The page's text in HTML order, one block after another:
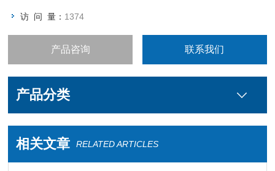
访 问 量： 1374
产品咨询 联系我们
产品分类
相关文章 RELATED ARTICLES